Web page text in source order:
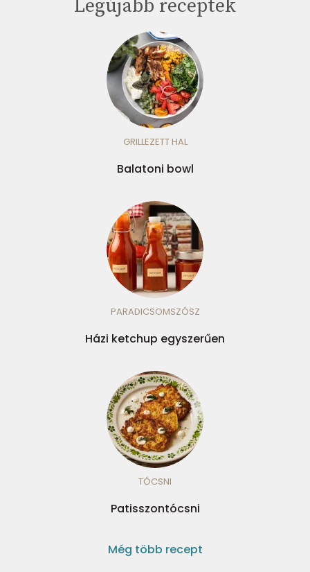
Legújabb receptek
GRILLEZETT HAL
Balatoni bowl
PARADICSOMSZÓSZ
Házi ketchup egyszerűen
TÓCSNI
Patisszontócsni
Még több recept